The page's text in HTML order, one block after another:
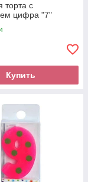
торта с
цифра "7"
Купить